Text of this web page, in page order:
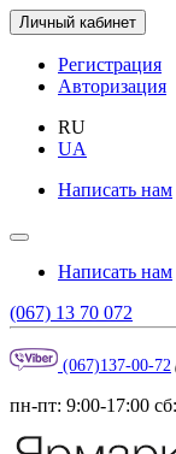
Личный кабинет
Регистрация
Авторизация
RU
UA
Написать нам
Написать нам
(067) 13 70 072
(067)137-00-72
пн-пт: 9:00-17:00